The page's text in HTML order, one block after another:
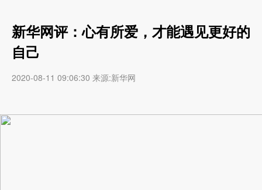
新华网评：心有所爱，才能遇见更好的
自己
2020-08-11 09:06:30 来源:新华网